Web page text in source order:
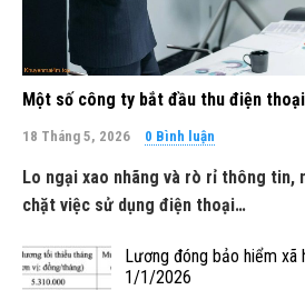
Một số công ty bắt đầu thu điện
18 Tháng 5, 2026 0 Bình luận
Lo ngại xao nhãng và rò rỉ thông tin,
chặt việc sử dụng điện thoại…
Lương đóng bảo hiểm
1/1/2026